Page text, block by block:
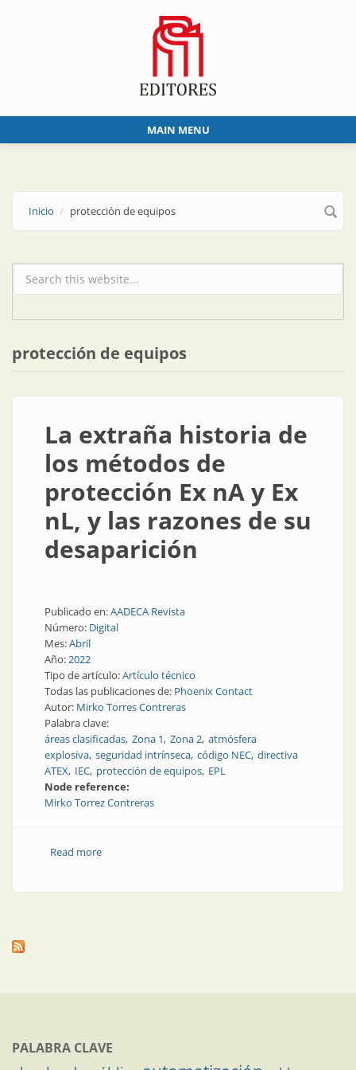
MAIN MENU
Inicio protección de equipos
Formulario de búsqueda
protección de equipos
La extraña historia de
los métodos de
protección Ex nA y Ex
nL, y las razones de su
desaparición
Publicado en:AADECA Revista
Número: Digital
Mes:Abril
Año:2022
Tipo de artículo:Artículo técnico
Todas las publicaciones de: Phoenix Contact
Autor: Mirko Torres Contreras
Palabra clave:
áreas clasificadas Zona 1 Zona 2 atmósfera
explosiva seguridad intrínseca código NEC directiva
ATEX IEC protección de equipos EPL
Node reference:
Mirko Torrez Contreras
Read moreabout La extraña historia de los métodos de
PALABRA CLAVE